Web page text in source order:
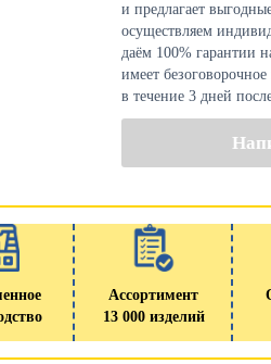
и предлагает
осуществляем
даём 100% гарантии
имеет
в течение 3 дней
Ассортимент
13 000 изделий